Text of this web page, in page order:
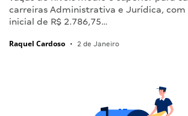
carreiras Administrativa e Jurídica, com
inicial de R$ 2.786,75…
Raquel Cardoso • 2 de Janeiro